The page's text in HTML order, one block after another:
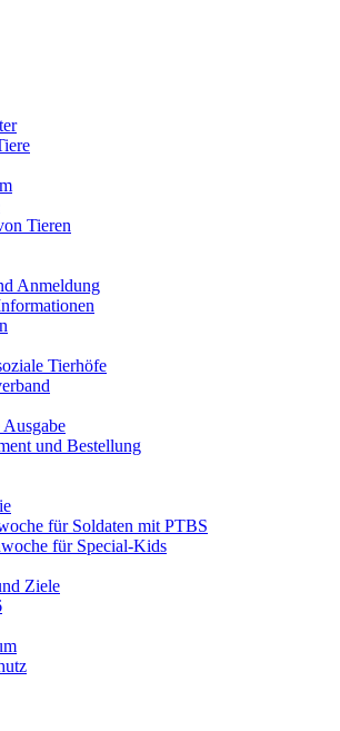
Tieren
Anmeldung
Tierhöfe
und Bestellung
für Soldaten mit PTBS
für Special-Kids
Ziele